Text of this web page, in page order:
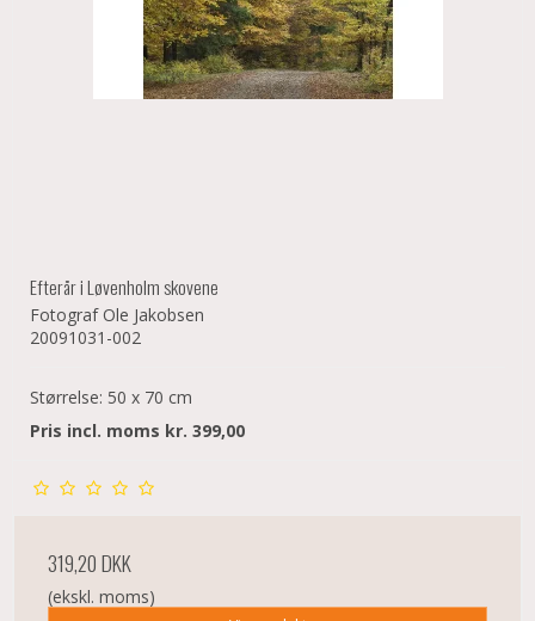
Efterår i Løvenholm skovene
Fotograf Ole Jakobsen
20091031-002
Størrelse: 50 x 70 cm
Pris incl. moms kr. 399,00
319,20 DKK
(ekskl. moms)